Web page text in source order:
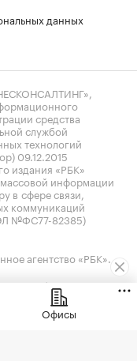
данных
средства
службой
технологий
09.12.2015
издания «РБК»
массовой информации
в сфере связи,
коммуникаций
№ФС77-82385)
агентство «РБК».
Петербургская
Офисы